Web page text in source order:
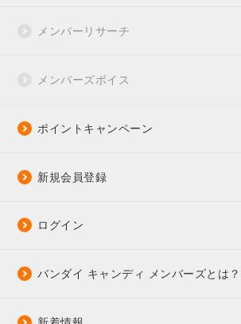
メンバーリサーチ
メンバーズボイス
ポイントキャンペーン
新規会員登録
ログイン
バンダイ キャンディ メンバーズとは？